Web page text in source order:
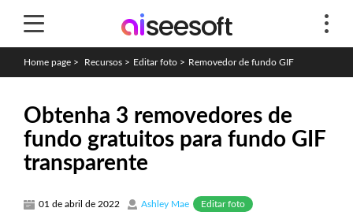
Home page > Recursos > Editar foto > Removedor de fundo GIF
Obtenha 3 removedores de
fundo gratuitos para fundo GIF
transparente
01 de abril de 2022 Ashley Mae Editar foto